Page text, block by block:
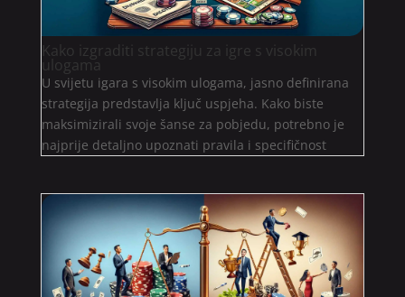
Kako izgraditi strategiju za igre s visokim
ulogama
U svijetu igara s visokim ulogama, jasno definirana
strategija predstavlja ključ uspjeha. Kako biste
maksimizirali svoje šanse za pobjedu, potrebno je
najprije detaljno upoznati pravila i specifičnost